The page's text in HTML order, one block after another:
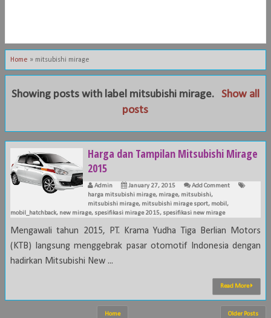
Home » mitsubishi mirage
Showing posts with label mitsubishi mirage.
Show all
posts
Harga dan Tampilan Mitsubishi Mirage
2015
Admin January 27, 2015
Add Comment
harga mitsubishi mirage, mirage, mitsubishi,
mitsubishi mirage, mitsubishi mirage sport, mobil ,
mobil_hatchback, new mirage, spesifikasi mirage 2015, spesifikasi new mirage
Mengawali tahun 2015, PT. Krama Yudha Tiga Berlian Motors
(KTB) langsung menggebrak pasar otomotif Indonesia dengan
hadirkan Mitsubishi New ...
Read More
Older Posts
Home